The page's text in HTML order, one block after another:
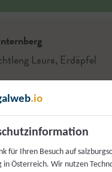
Laura, Erdäpfel
.io
für Ihren Besuch auf
in Österreich. Wir nutzen